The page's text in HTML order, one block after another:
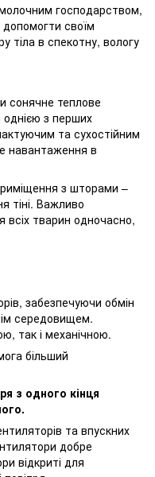
господарством,
своїм
тіла в спекотну, вологу
сонячне теплове
з перших
та сухостійним
навантаження в
з шторами –
тіні. Важливо
всіх тварин одночасно,
забезпечуючи обмін
середовищем.
так і механічною.
більший
з одного кінця
та впускних
добре
відкриті для